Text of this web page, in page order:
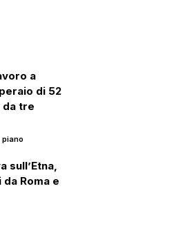
a
di 52
da tre
piano
sull’Etna,
Roma e